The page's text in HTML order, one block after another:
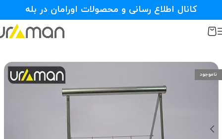
ناموجود
کانال اطلاع رسانی و محصولات اورامان در بله